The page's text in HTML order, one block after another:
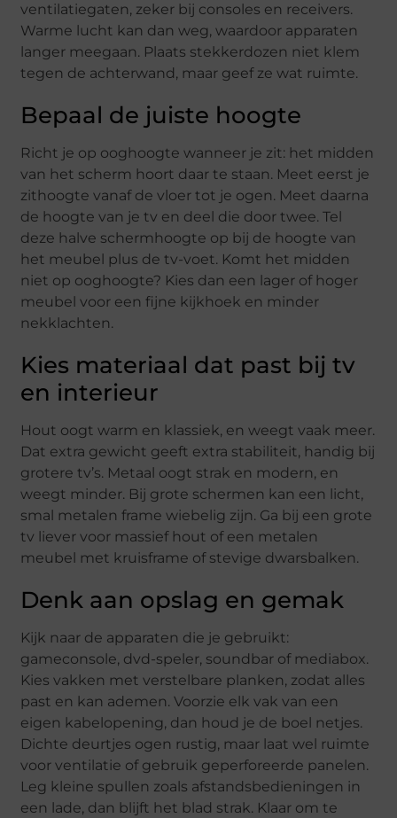
ventilatiegaten, zeker bij consoles en receivers.
Warme lucht kan dan weg, waardoor apparaten
langer meegaan. Plaats stekkerdozen niet klem
tegen de achterwand, maar geef ze wat ruimte.
Bepaal de juiste hoogte
Richt je op ooghoogte wanneer je zit: het midden
van het scherm hoort daar te staan. Meet eerst je
zithoogte vanaf de vloer tot je ogen. Meet daarna
de hoogte van je tv en deel die door twee. Tel
deze halve schermhoogte op bij de hoogte van
het meubel plus de tv-voet. Komt het midden
niet op ooghoogte? Kies dan een lager of hoger
meubel voor een fijne kijkhoek en minder
nekklachten.
Kies materiaal dat past bij tv
en interieur
Hout oogt warm en klassiek, en weegt vaak meer.
Dat extra gewicht geeft extra stabiliteit, handig bij
grotere tv’s. Metaal oogt strak en modern, en
weegt minder. Bij grote schermen kan een licht,
smal metalen frame wiebelig zijn. Ga bij een grote
tv liever voor massief hout of een metalen
meubel met kruisframe of stevige dwarsbalken.
Denk aan opslag en gemak
Kijk naar de apparaten die je gebruikt:
gameconsole, dvd-speler, soundbar of mediabox.
Kies vakken met verstelbare planken, zodat alles
past en kan ademen. Voorzie elk vak van een
eigen kabelopening, dan houd je de boel netjes.
Dichte deurtjes ogen rustig, maar laat wel ruimte
voor ventilatie of gebruik geperforeerde panelen.
Leg kleine spullen zoals afstandsbedieningen in
een lade, dan blijft het blad strak. Klaar om te